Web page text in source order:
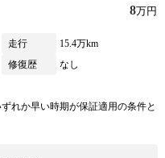
8万円
走行
15.4万km
修復歴
なし
れか早い時期が保証適用の条件と